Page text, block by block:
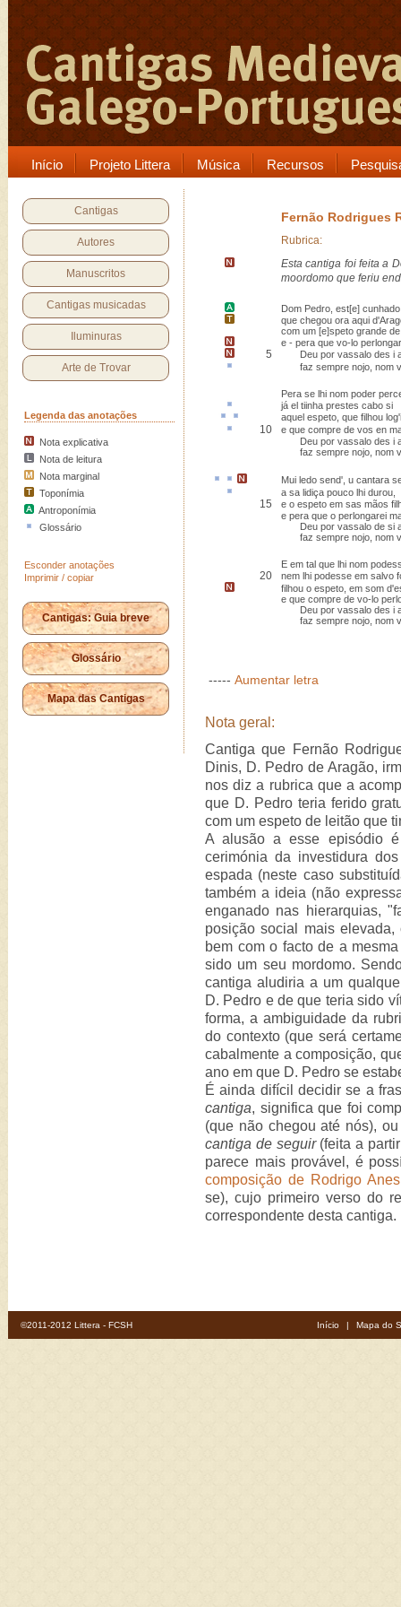
Início Projeto Littera Música Recursos
Cantigas
Autores
Manuscritos
Cantigas musicadas
Iluminuras
Arte de Trovar
Legenda das anotações
Nota explicativa
Nota de leitura
Nota marginal
Toponímia
Antroponímia
Glossário
Esconder anotações
Imprimir / copiar
Cantigas: Guia breve
Glossário
Mapa das Cantigas
Fernão Rodrigues
Rubrica:
Esta cantiga foi feita a
moordomo que feriu
Dom Pedro , est[e]
que chegou ora aqui d'
com um [e]speto grande
e - pera que vo-lo
5
Deu por vassalo des i
faz sempre nojo , nom
Pera se lhi nom poder
já el tiinha prestes cabo si
aquel espeto, que filhou
10 e que compre de vos en
Deu por vassalo des i
faz sempre nojo, nom
Mui ledo send', u cantara
a sa lidiça pouco lhi durou,
15
e o espeto em sas mãos
e pera que o perlongarei
Deu por vassalo de si
faz sempre nojo, nom
E em tal que lhi nom
20
nem lhi podesse em salvo
filhou o espeto, em som
e que compre de vo-lo
Deu por vassalo des i
faz sempre nojo, nom
----- Aumentar letra
Nota geral:
Cantiga que Fernão
Dinis, D. Pedro de Aragão,
nos diz a rubrica que a
que D. Pedro teria ferido
com um espeto de leitão que
A alusão a esse episódio
cerimónia da investidura
espada (neste caso
também a ideia (não
enganado nas hierarquias,
posição social mais
bem com o facto de a
sido um seu mordomo.
cantiga aludiria a um
D. Pedro e de que teria sido
forma, a ambiguidade da
do contexto (que será
cabalmente a composição,
ano em que D. Pedro se
É ainda difícil decidir se a
cantiga, significa que foi
(que não chegou até nós),
cantiga de seguir(feita a
parece mais provável, é
composição de Rodrigo
se), cujo primeiro verso do
correspondente desta cantiga.
©2011-2012 Littera - FCSH Início | Mapa do